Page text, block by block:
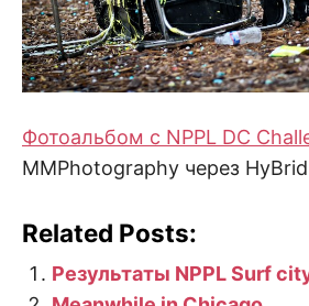
Фотоальбом с NPPL DC
MMPhotography через
Related Posts:
Результаты NPPL Surf